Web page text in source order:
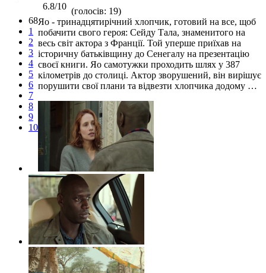
68
1
2
3
4
5
6
7
8
9
10
6.8/10 (голосів: 19)
Яо - тринадцятирічний хлопчик, готовий на все, щоб
побачити свого героя: Сейду Тала, знаменитого на
весь світ актора з Франції. Той уперше приїхав на
історичну батьківщину до Сенегалу на презентацію
своєї книги. Яо самотужки проходить шлях у 387
кілометрів до столиці. Актор зворушений, він вирішує
порушити свої плани та відвезти хлопчика додому …